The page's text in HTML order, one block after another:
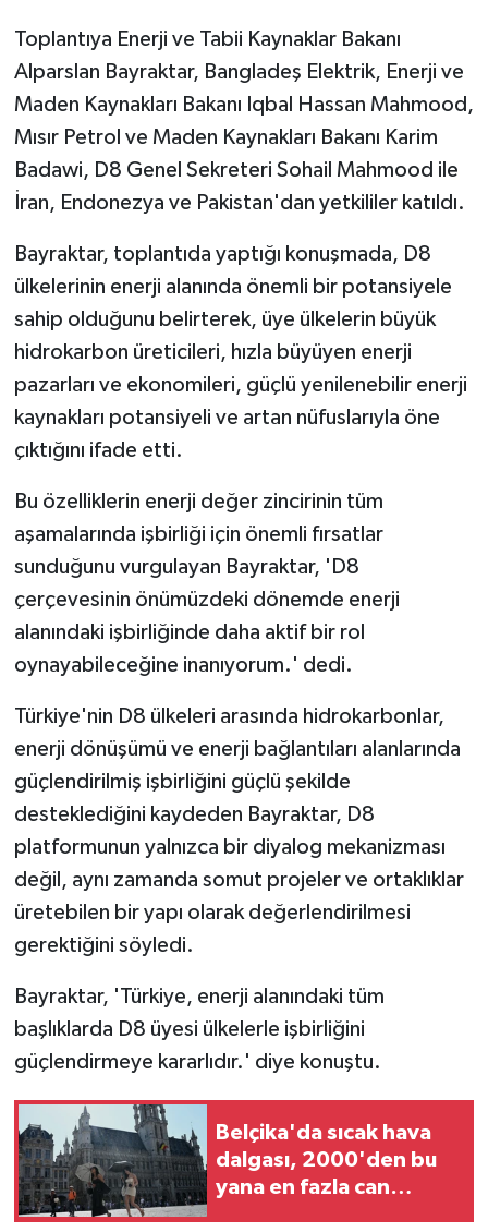
Toplantıya Enerji ve Tabii Kaynaklar Bakanı
Alparslan Bayraktar, Bangladeş Elektrik, Enerji ve
Maden Kaynakları Bakanı Iqbal Hassan Mahmood,
Mısır Petrol ve Maden Kaynakları Bakanı Karim
Badawi, D8 Genel Sekreteri Sohail Mahmood ile
İran, Endonezya ve Pakistan'dan yetkililer katıldı.
Bayraktar, toplantıda yaptığı konuşmada, D8
ülkelerinin enerji alanında önemli bir potansiyele
sahip olduğunu belirterek, üye ülkelerin büyük
hidrokarbon üreticileri, hızla büyüyen enerji
pazarları ve ekonomileri, güçlü yenilenebilir enerji
kaynakları potansiyeli ve artan nüfuslarıyla öne
çıktığını ifade etti.
Bu özelliklerin enerji değer zincirinin tüm
aşamalarında işbirliği için önemli fırsatlar
sunduğunu vurgulayan Bayraktar, 'D8
çerçevesinin önümüzdeki dönemde enerji
alanındaki işbirliğinde daha aktif bir rol
oynayabileceğine inanıyorum.' dedi.
Türkiye'nin D8 ülkeleri arasında hidrokarbonlar,
enerji dönüşümü ve enerji bağlantıları alanlarında
güçlendirilmiş işbirliğini güçlü şekilde
desteklediğini kaydeden Bayraktar, D8
platformunun yalnızca bir diyalog mekanizması
değil, aynı zamanda somut projeler ve ortaklıklar
üretebilen bir yapı olarak değerlendirilmesi
gerektiğini söyledi.
Bayraktar, 'Türkiye, enerji alanındaki tüm
başlıklarda D8 üyesi ülkelerle işbirliğini
güçlendirmeye kararlıdır.' diye konuştu.
Belçika'da sıcak hava
dalgası, 2000'den bu
yana en fazla can
SAĞLIK
SİYASET
TATLISU
TEKNOLOJİ
TİCARET
YAŞAM